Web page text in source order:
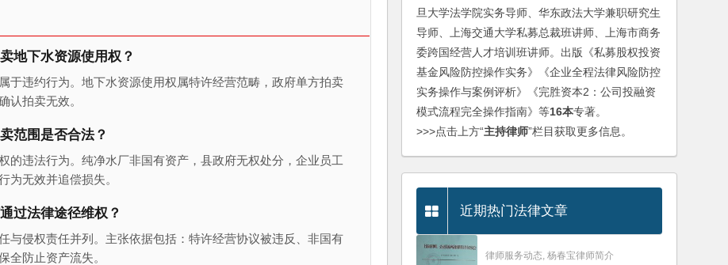
地下水资源使用权？
于违约行为。地下水资源使用权属特许经营范畴，政府单方拍卖
认拍卖无效。
范围是否合法？
的违法行为。纯净水厂非国有资产，县政府无权处分，企业员工
为无效并追偿损失。
过法律途径维权？
与侵权责任并列。主张依据包括：特许经营协议被违反、非国有
全防止资产流失。
旦大学法学院实务导师、华东政法大学兼职研究生
导师、上海交通大学私募总裁班讲师、上海市商务
委跨国经营人才培训班讲师。出版《私募股权投资
基金风险防控操作实务》《企业全程法律风险防控
实务操作与案例评析》《完胜资本2：公司投融资
模式流程完全操作指南》等16本专著。
>>>点击上方“主持律师”栏目获取更多信息。
近期热门法律文章
律师服务动态, 杨春宝律师简介